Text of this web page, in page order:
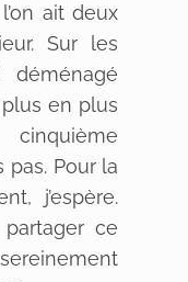
ait deux
Sur les
déménagé
en plus
Pour la
j’espère.
ce